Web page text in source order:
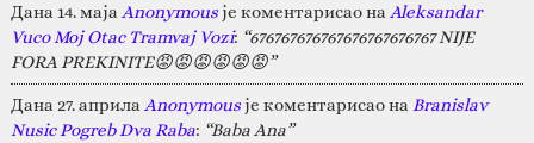
Дана 14. маја Anonymousје коментарисао на Aleksandar
Vuco Moj Otac Tramvaj Vozi: “676767676767676767676767 NIJE
FORA PREKINITE😡😡😡😡😡😡”
Дана 27. априла Anonymousје коментарисао на Branislav
Nusic Pogreb Dva Raba: “Baba Ana”